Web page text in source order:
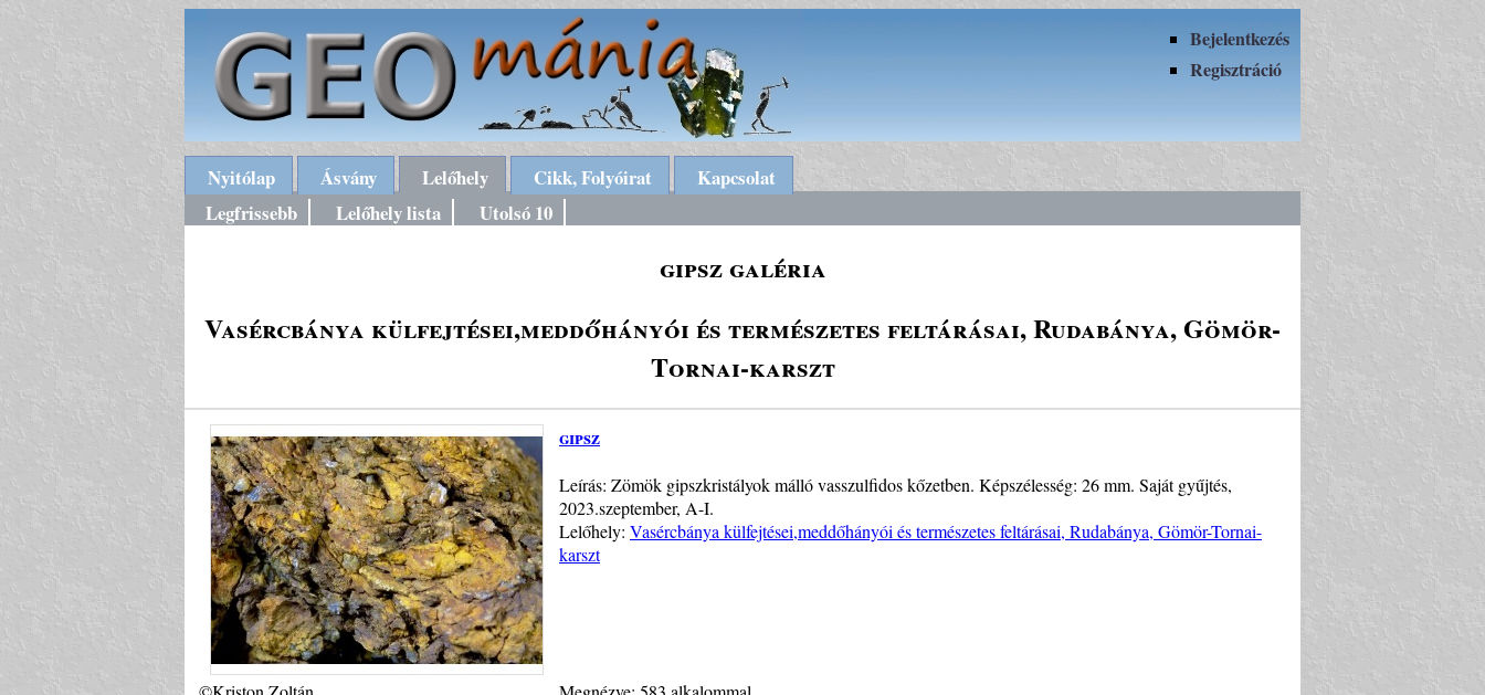
Bejelentkezés
Regisztráció
Nyitólap Ásvány Lelőhely Cikk, Folyóirat
Kapcsolat
Legfrissebb
Lelőhely lista Utolsó 10
gipsz galéria
Vasércbánya külfejtései,meddőhányói és természetes feltárásai, Rudabánya, Gömör-
Tornai-karszt
gipsz
Leírás: Zömök gipszkristályok málló vasszulfidos kőzetben. Képszélesség: 26 mm. Saját gyűjtés,
2023.szeptember, A-I.
Lelőhely: Vasércbánya külfejtései,meddőhányói és természetes feltárásai, Rudabánya, Gömör-Tornai-
karszt